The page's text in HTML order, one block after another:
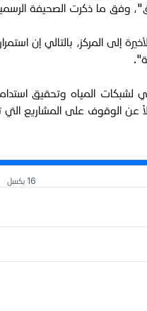
وفق ما ذكرت الصحيفة
إلى المركز، بالتالي
المياه وتحقيق
عن الوقوف على المشاريع
16 بكسل